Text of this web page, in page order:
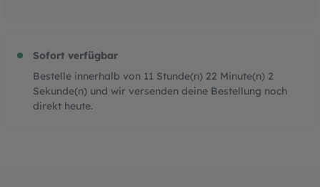
Sofort verfügbar
Bestelle innerhalb von 11 Stunde(n) 22 Minute(n) 1
Sekunde(n) und wir versenden deine Bestellung noch
direkt heute.